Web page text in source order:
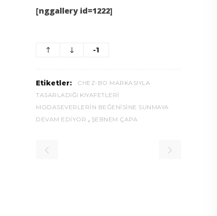
[nggallery id=1222]
-1
Etiketler:
CHEZ-BO MARKASIYLA
TASARLADIĞI KIYAFETLERI
MODASEVERLERIN BEĞENISINE SUNMAYA
DEVAM EDIYOR. , ŞEBNEM ÇAPA